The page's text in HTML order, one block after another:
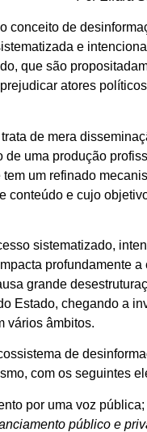
conceito de
e
que são
atores
de mera
de uma produção
um refinado
conteúdo e cujo
sistematizado,
profundamente a
grande
Estado, chegando a
vários âmbitos.
de
com os seguintes
por uma voz pública;
público e